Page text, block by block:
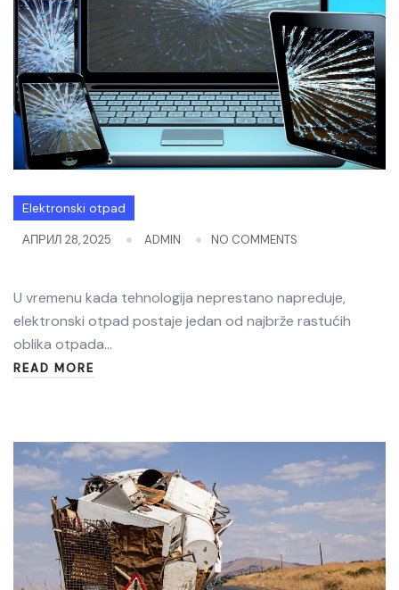
Elektronski otpad
АПРИЛ 28, 2025 ADMIN NO COMMENTS
U vremenu kada tehnologija neprestano napreduje,
elektronski otpad postaje jedan od najbrže rastućih
oblika otpada…
READ MORE